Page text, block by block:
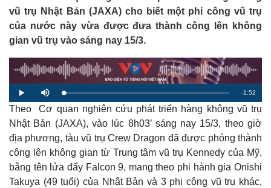
Biển đảo
vũ trụ Nhật Bản (JAXA) cho biết một phi công vũ trụ
của nước này vừa được đưa thành công lên không
gian vũ trụ vào sáng nay 15/3.
P
l
a
y
M
u
t
e
L
o
a
d
e
d
2
.
2
0
R
e
i
n
-1:52
Theo Cơ quan nghiên cứu phát triển hàng không vũ trụ
Nhật Bản (JAXA), vào lúc 8h03’ sáng nay 15/3, theo giờ
địa phương, tàu vũ trụ Crew Dragon đã được phóng thành
công lên không gian từ Trung tâm vũ trụ Kennedy của Mỹ,
bằng tên lửa đẩy Falcon 9, mang theo phi hành gia Onishi
Takuya (49 tuổi) của Nhật Bản và 3 phi công vũ trụ khác,